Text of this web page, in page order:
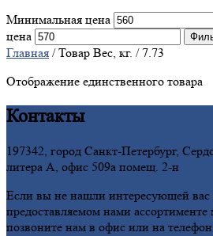
Минимальная цена
цена
Главная / Товар Вес, кг. / 7.73
Отображение единственного товара
Контакты
197342, город Санкт-Петербург,
литера А, офис 509а помещ. 2-н
Если вы не нашли интересующей
предоставляемом нами ассортименте
позвоните нам в офис или на